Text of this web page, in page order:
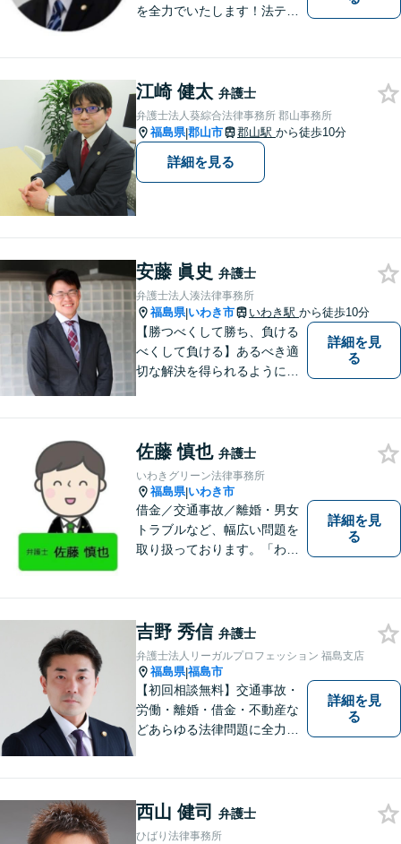
を全力でいたします！法テラ
けていただけます。【湯本駅
から車で約７分】
江崎 健太 弁護士
弁護士法人葵綜合法律事務所 郡山事務所
福島県|郡山市 郡山駅 から徒歩10分
詳細を見る
安藤 眞史 弁護士
弁護士法人湊法律事務所
福島県|いわき市 いわき駅 から徒歩10分
【勝つべくして勝ち、負ける
べくして負ける】あるべき適
切な解決を得られるように全
ます。
詳細を見
る
佐藤 慎也 弁護士
いわきグリーン法律事務所
福島県|いわき市
借金／交通事故／離婚・男女
トラブルなど、幅広い問題を
取り扱っております。「わか
ります。【無料駐車場あり】
詳細を見
る
吉野 秀信 弁護士
弁護士法人リーガルプロフェッション 福島支店
福島県|福島市
【初回相談無料】交通事故・
労働・離婚・借金・不動産な
どあらゆる法律問題に全力を
す。お困りの方はまずはご相
談ください。
詳細を見
る
西山 健司 弁護士
ひばり法律事務所